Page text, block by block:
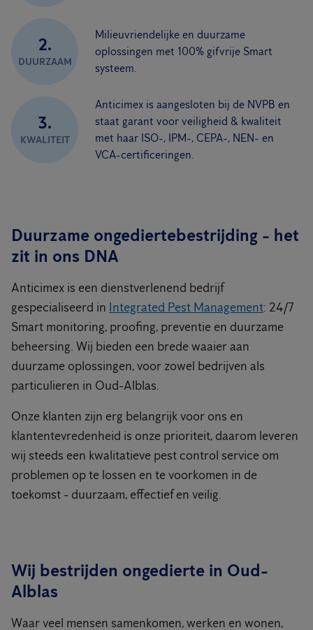
2.
DUURZAAM
Milieuvriendelijke en duurzame
oplossingen met 100% gifvrije Smart
systeem.
3.
KWALITEIT
Anticimex is aangesloten bij de NVPB en
staat garant voor veiligheid & kwaliteit
met haar ISO-, IPM-, CEPA-, NEN- en
VCA-certificeringen.
Duurzame ongediertebestrijding - het
zit in ons DNA
Anticimex is een dienstverlenend bedrijf
gespecialiseerd in Integrated Pest Management: 24/7
Smart monitoring, proofing, preventie en duurzame
beheersing. Wij bieden een brede waaier aan
duurzame oplossingen, voor zowel bedrijven als
particulieren in Oud-Alblas.
Onze klanten zijn erg belangrijk voor ons en
klantentevredenheid is onze prioriteit, daarom leveren
wij steeds een kwalitatieve pest control service om
problemen op te lossen en te voorkomen in de
toekomst - duurzaam, effectief en veilig.
Wij bestrijden ongedierte in Oud-
Alblas
Waar veel mensen samenkomen, werken en wonen,